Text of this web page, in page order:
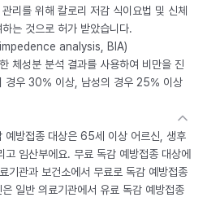
리를 위해 칼로리 저감 식이요법 및 신체
는 것으로 허가 받았습니다.
analysis, BIA)
체성분 분석 결과를 사용하여 비만을 진
경우 30% 이상, 남성의 경우 25% 이상
예방접종 대상은 65세 이상 어르신, 생후
임산부에요. 무료 독감 예방접종 대상에
기관과 보건소에서 무료로 독감 예방접종
일반 의료기관에서 유료 독감 예방접종